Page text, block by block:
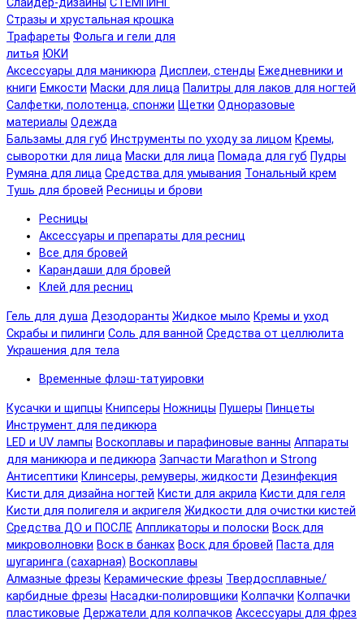
Слайдер-дизайны СТЕМПИНГ
Стразы и хрустальная крошка
Трафареты Фольга и гели для
литья ЮКИ
Аксессуары для маникюра Дисплеи, стенды Ежедневники и
книги Емкости Маски для лица Палитры для лаков для ногтей
Салфетки, полотенца, спонжи Щетки Одноразовые
материалы Одежда
Бальзамы для губ Инструменты по уходу за лицом Кремы,
сыворотки для лица Маски для лица Помада для губ Пудры
Румяна для лица Средства для умывания Тональный крем
Тушь для бровей Ресницы и брови
Ресницы
Аксессуары и препараты для ресниц
Все для бровей
Карандаши для бровей
Клей для ресниц
Гель для душа Дезодоранты Жидкое мыло Кремы и уход
Скрабы и пилинги Соль для ванной Средства от целлюлита
Украшения для тела
Временные флэш-татуировки
Кусачки и щипцы Книпсеры Ножницы Пушеры Пинцеты
Инструмент для педикюра
LED и UV лампы Воскоплавы и парафиновые ванны Аппараты
для маникюра и педикюра Запчасти Marathon и Strong
Антисептики Клинсеры, ремуверы, жидкости Дезинфекция
Кисти для дизайна ногтей Кисти для акрила Кисти для геля
Кисти для полигеля и акригеля Жидкости для очистки кистей
Средства ДО и ПОСЛЕ Аппликаторы и полоски Воск для
микроволновки Воск в банках Воск для бровей Паста для
шугаринга (сахарная) Воскоплавы
Алмазные фрезы Керамические фрезы Твердосплавные/
карбидные фрезы Насадки-полировщики Колпачки Колпачки
пластиковые Держатели для колпачков Аксессуары для фрез